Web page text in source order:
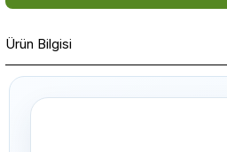
Ürün Bilgisi